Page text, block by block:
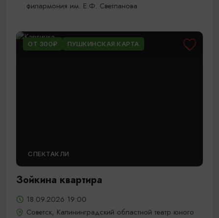
филармония им. Е.Ф. Светланова
ОТ 300₽ ПУШКИНСКАЯ КАРТА
СПЕКТАКЛИ
Зойкина квартира
18.09.2026 19:00
Советск, Калининградский областной театр юного